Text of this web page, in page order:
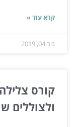
קרא עוד »
נוב 04, 2019
קורס
ולצוללים